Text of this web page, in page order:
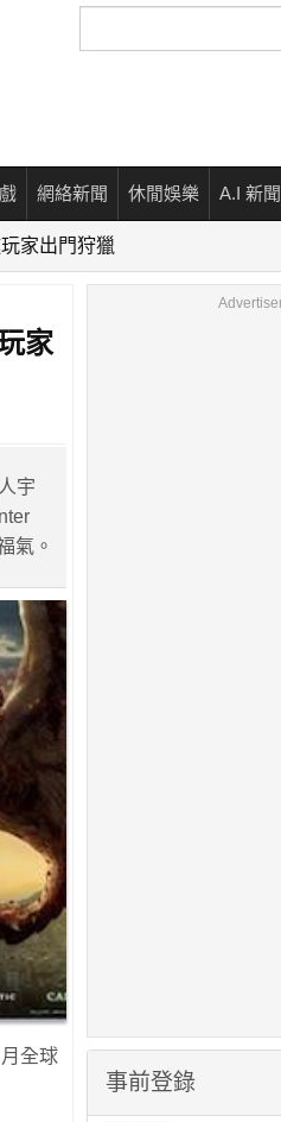
尋
網絡新聞 休閒娛樂 A.I 新聞
家出門狩獵
家
宇
氣。
全球
事前登錄